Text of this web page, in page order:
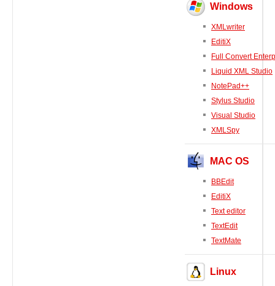
Windows
XMLwriter
EditiX
Full Convert
Liquid XML Studio
NotePad++
Stylus Studio
Visual Studio
XMLSpy
MAC OS
BBEdit
EditiX
Text editor
TextEdit
TextMate
Linux